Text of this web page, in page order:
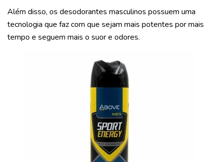
Além disso, os desodorantes masculinos possuem uma
tecnologia que faz com que sejam mais potentes por mais
tempo e seguem mais o suor e odores.